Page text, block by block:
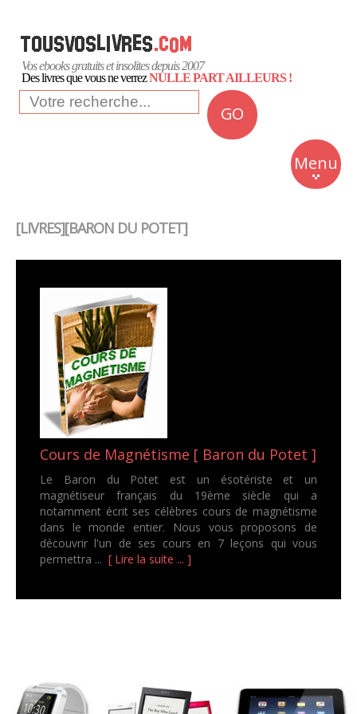
Vos ebooks gratuits et insolites depuis 2007
Des livres que vous ne verrezNULLE PART AILLEURS !
GO
Menu
Insolite
Business
[LIVRES][BARON DU POTET]
Cours de Magnétisme [ Baron du Potet ]
Le Baron du Potet est un ésotériste et un
magnétiseur français du 19ème siècle qui a
notamment écrit ses célèbres cours de magnétisme
dans le monde entier. Nous vous proposons de
découvrir l'un de ses cours en 7 leçons qui vous
permettra ... [ Lire la suite ... ]